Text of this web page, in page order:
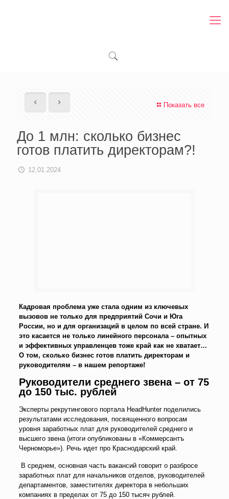
Показать все
До 1 млн: сколько бизнес
готов платить директорам?!
12.01.2024
Кадровая проблема уже стала одним из ключевых
вызовов не только для предприятий Сочи и Юга
России, но и для организаций в целом по всей стране. И
это касается не только линейного персонала – опытных
и эффективных управленцев тоже край как не хватает…
О том, сколько бизнес готов платить директорам и
руководителям – в нашем репортаже!
Руководители среднего звена – от 75
до 150 тыс. рублей
Эксперты рекрутингового портала HeadHunter поделились
результатами исследования, посвященного вопросам
уровня заработных плат для руководителей среднего и
высшего звена (итоги опубликованы в «Коммерсантъ
Черноморье»). Речь идет про Краснодарский край.
В среднем, основная часть вакансий говорит о разбросе
заработных плат для начальников отделов, руководителей
департаментов, заместителях директора в небольших
компаниях в пределах от 75 до 150 тысяч рублей.